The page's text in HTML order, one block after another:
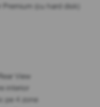
(cu hard disk)
View
interior
pe 4 zone